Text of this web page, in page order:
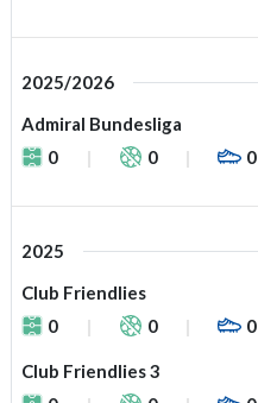
2025/2026
Admiral Bundesliga
0
0 0
2025
Club Friendlies
0
0 0
Club Friendlies 3